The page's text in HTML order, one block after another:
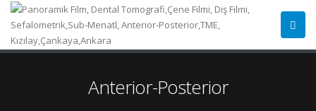
Anterior-Posterior